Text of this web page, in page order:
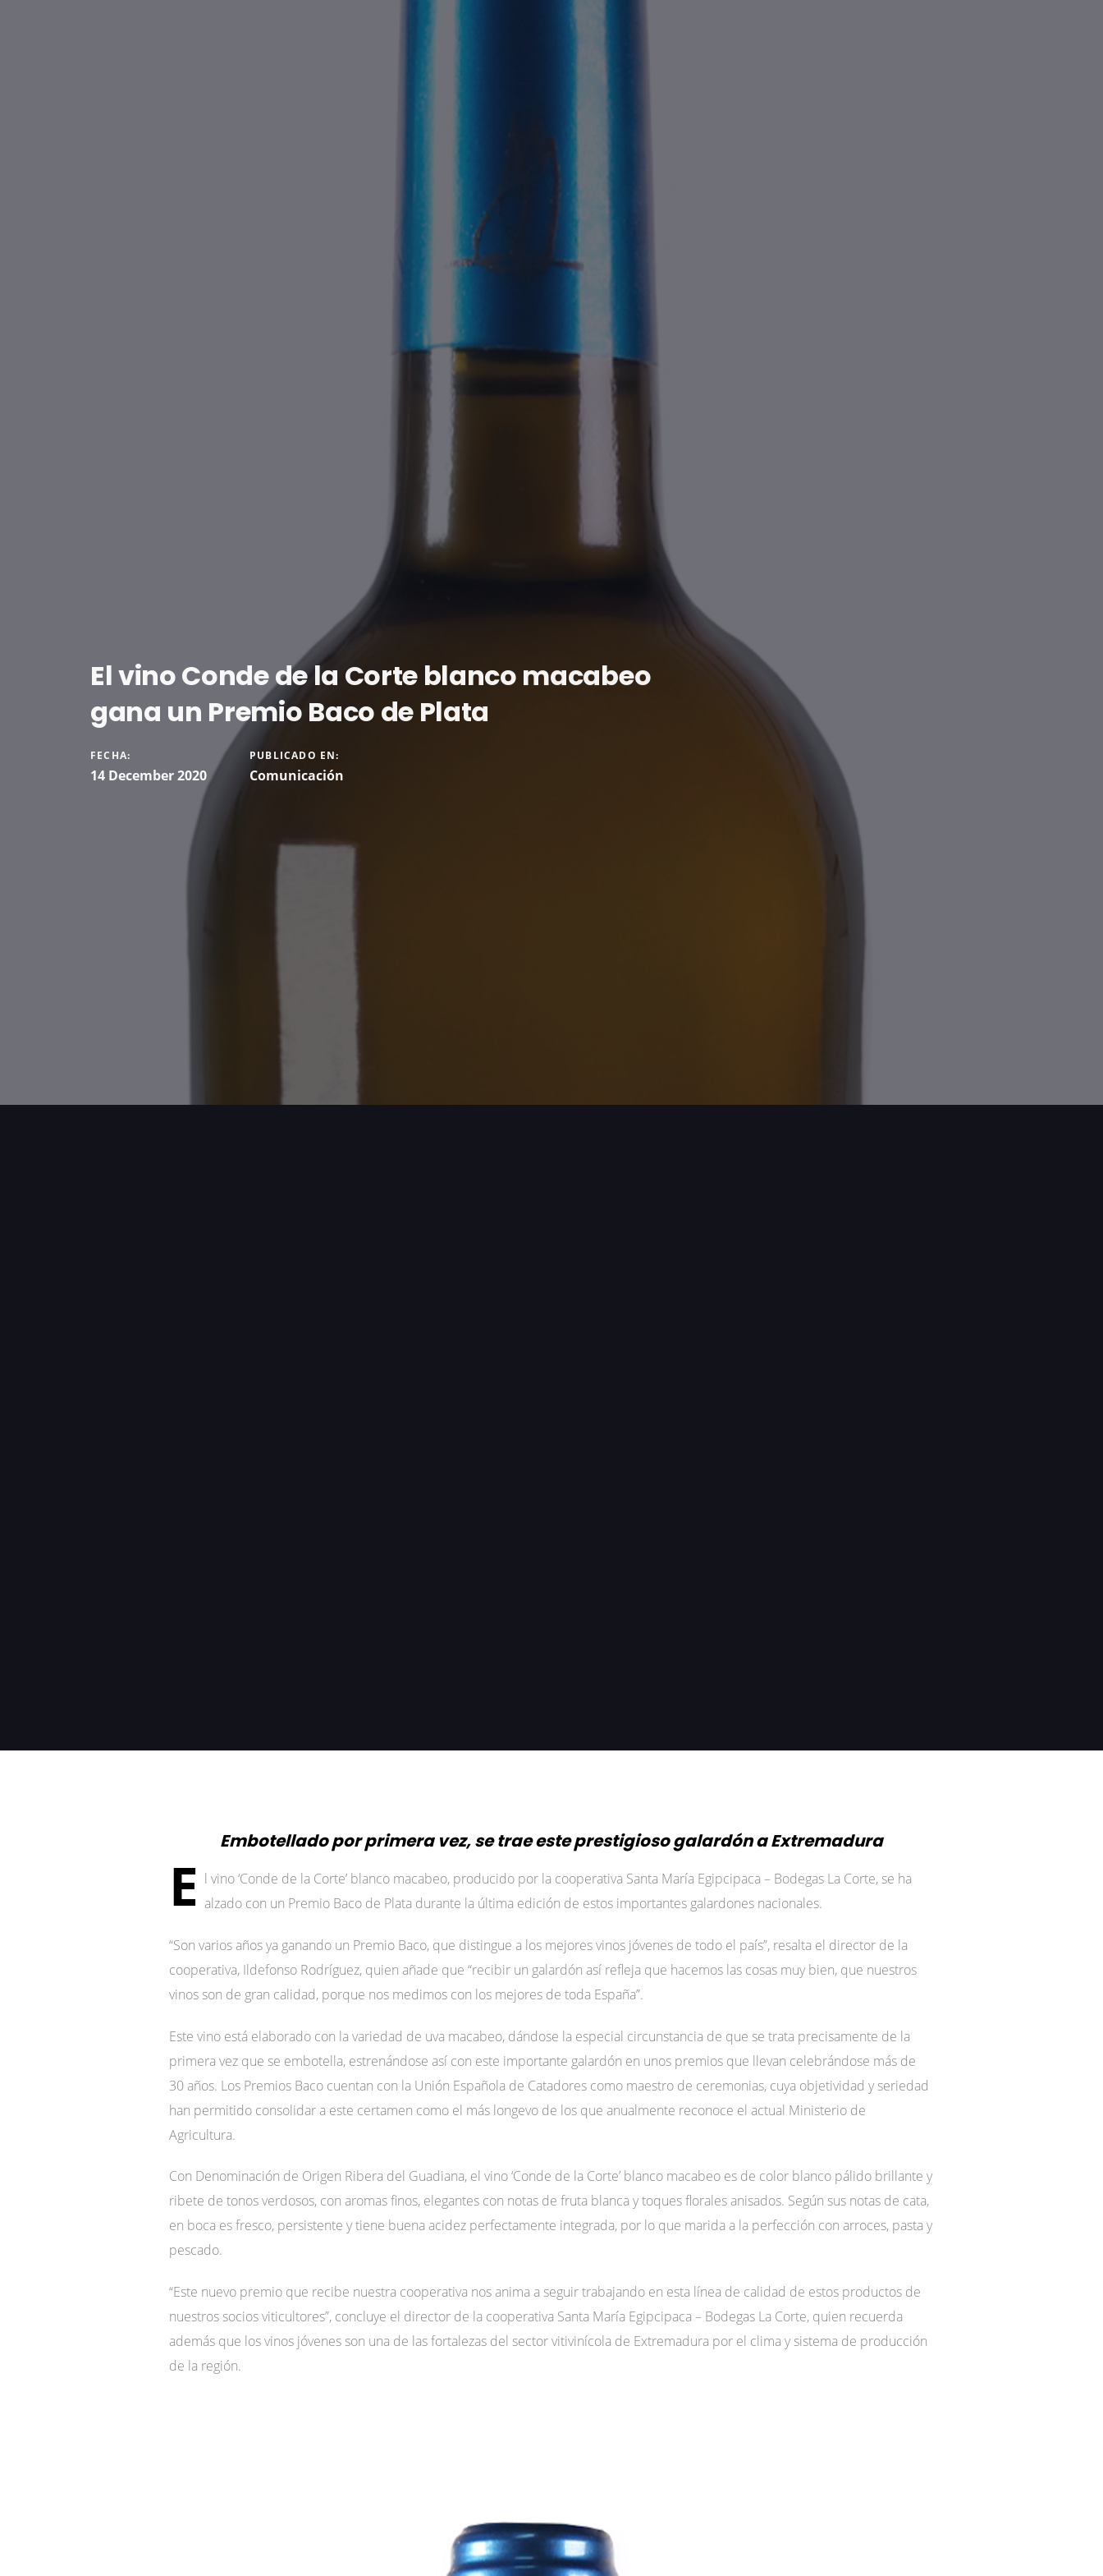
El vino Conde de la Corte blanco macabeo
gana un Premio Baco de Plata
FECHA:
14 December 2020
PUBLICADO EN:
Comunicación
Embotellado por primera vez, se trae este prestigioso galardón a Extremadura
E l vino ‘Conde de la Corte’ blanco macabeo, producido por la cooperativa Santa María Egipcipaca – Bodegas La Corte, se ha
alzado con un Premio Baco de Plata durante la última edición de estos importantes galardones nacionales.
“Son varios años ya ganando un Premio Baco, que distingue a los mejores vinos jóvenes de todo el país”, resalta el director de la
cooperativa, Ildefonso Rodríguez, quien añade que “recibir un galardón así refleja que hacemos las cosas muy bien, que nuestros
vinos son de gran calidad, porque nos medimos con los mejores de toda España”.
Este vino está elaborado con la variedad de uva macabeo, dándose la especial circunstancia de que se trata precisamente de la
primera vez que se embotella, estrenándose así con este importante galardón en unos premios que llevan celebrándose más de
30 años. Los Premios Baco cuentan con la Unión Española de Catadores como maestro de ceremonias, cuya objetividad y seriedad
han permitido consolidar a este certamen como el más longevo de los que anualmente reconoce el actual Ministerio de
Agricultura.
Con Denominación de Origen Ribera del Guadiana, el vino ‘Conde de la Corte’ blanco macabeo es de color blanco pálido brillante y
ribete de tonos verdosos, con aromas finos, elegantes con notas de fruta blanca y toques florales anisados. Según sus notas de cata,
en boca es fresco, persistente y tiene buena acidez perfectamente integrada, por lo que marida a la perfección con arroces, pasta y
pescado.
“Este nuevo premio que recibe nuestra cooperativa nos anima a seguir trabajando en esta línea de calidad de estos productos de
nuestros socios viticultores”, concluye el director de la cooperativa Santa María Egipcipaca – Bodegas La Corte, quien recuerda
además que los vinos jóvenes son una de las fortalezas del sector vitivinícola de Extremadura por el clima y sistema de producción
de la región.